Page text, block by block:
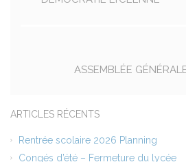
ASSEMBLÉE
ARTICLES RÉCENTS
Rentrée scolaire 2026 Planning
Congés d’été – Fermeture du lycée